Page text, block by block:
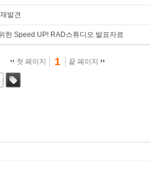
발견
한 Speed UP! RAD스튜디오 발표자료
첫 페이지 1 끝 페이지